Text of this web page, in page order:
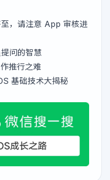
，请注意 App 审核进
问的智慧
推行之难
基础技术大揭秘